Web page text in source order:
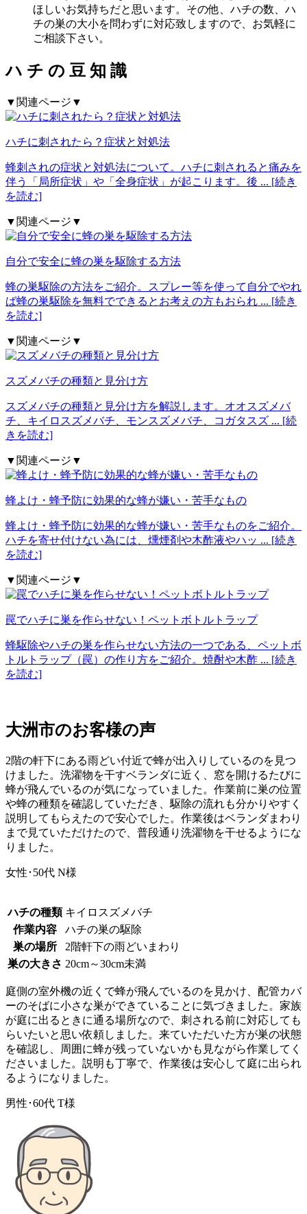
ほしいお気持ちだと思います。その他、ハチの数、ハ
チの巣の大小を問わずに対応致しますので、お気軽に
ご相談下さい。
ハ チ の 豆 知 識
▼関連ページ▼
ハチに刺されたら？症状と対処法
蜂刺されの症状と対処法について。ハチに刺されると痛みを
伴う「局所症状」や「全身症状」が起こります。後 ... [続き
を読む]
▼関連ページ▼
自分で安全に蜂の巣を駆除する方法
蜂の巣駆除の方法をご紹介。スプレー等を使って自分でやれ
ば蜂の巣駆除を無料でできるとお考えの方もおられ ... [続き
を読む]
▼関連ページ▼
スズメバチの種類と見分け方
スズメバチの種類と見分け方を解説します。オオスズメバ
チ、キイロスズメバチ、モンスズメバチ、コガタスズ ... [続
きを読む]
▼関連ページ▼
蜂よけ・蜂予防に効果的な蜂が嫌い・苦手なもの
蜂よけ・蜂予防に効果的な蜂が嫌い・苦手なものをご紹介。
ハチを寄せ付けない為には、燻煙剤や木酢液やハッ ... [続き
を読む]
▼関連ページ▼
罠でハチに巣を作らせない！ペットボトルトラップ
蜂駆除やハチの巣を作らせない方法の一つである、ペットボ
トルトラップ（罠）の作り方をご紹介。焼酎や木酢 ... [続き
を読む]
大洲市のお客様の声
2階の軒下にある雨どい付近で蜂が出入りしているのを見つ
けました。洗濯物を干すベランダに近く、窓を開けるたびに
蜂が飛んでいるのが気になっていました。作業前に巣の位置
や蜂の種類を確認していただき、駆除の流れも分かりやすく
説明してもらえたので安心でした。作業後はベランダまわり
まで見ていただけたので、普段通り洗濯物を干せるようにな
りました。
女性･50代 N様
ハチの種類 キイロスズメバチ
作業内容
ハチの巣の駆除
巣の場所
2階軒下の雨どいまわり
巣の大きさ 20cm～30cm未満
庭側の室外機の近くで蜂が飛んでいるのを見かけ、配管カバ
ーのそばに小さな巣ができていることに気づきました。家族
が庭に出るときに通る場所なので、刺される前に対応しても
らいたいと思い依頼しました。来ていただいた方が巣の状態
を確認し、周囲に蜂が残っていないかも見ながら作業してく
ださいました。説明も丁寧で、作業後は安心して庭に出られ
るようになりました。
男性･60代 T様